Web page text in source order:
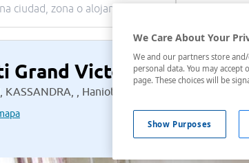
Grand Victoria
KASSANDRA, , Hanioti / Chaniotis, Macedonia
We Care About Your
We and our partners store
personal data. You may
page. These choices will be
Show Purposes